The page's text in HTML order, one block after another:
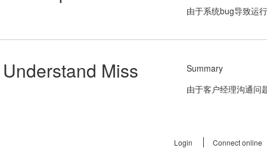
由于系统bug导致运
Understand Miss
Summary
由于客户经理沟通问
Login Connect online